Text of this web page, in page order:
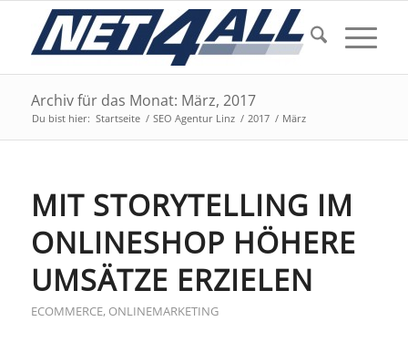
Archiv für das Monat: März, 2017
Du bist hier: Startseite / SEO Agentur Linz / 2017 / März
MIT STORYTELLING IM
ONLINESHOP HÖHERE
UMSÄTZE ERZIELEN
ECOMMERCE, ONLINEMARKETING